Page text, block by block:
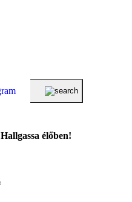
Hallgassa élőben!